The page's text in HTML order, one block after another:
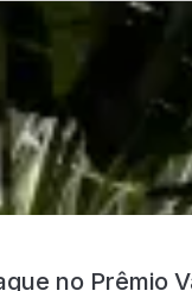
no Prêmio